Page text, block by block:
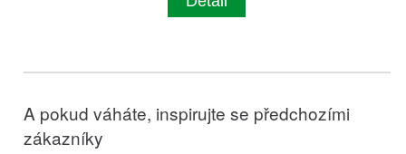
A pokud váháte, inspirujte se předchozími
zákazníky